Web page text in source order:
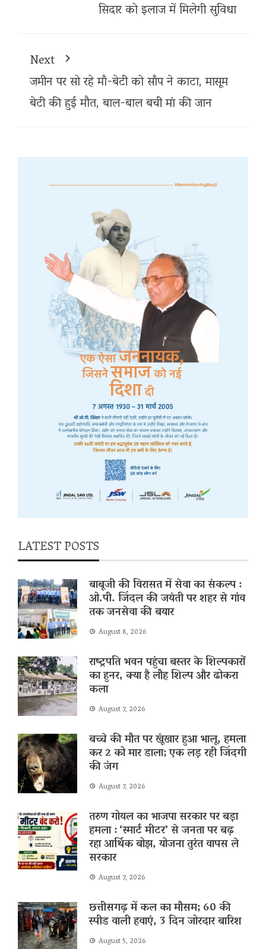
सिदार को इलाज में मिलेगी सुविधा
Next
जमीन पर सो रहे माँ-बेटी को साँप ने काटा, मासूम
बेटी की हुई मौत, बाल-बाल बची मां की जान
LATEST POSTS
बाबूजी की विरासत में सेवा का संकल्प :
ओ.पी. जिंदल की जयंती पर शहर से गांव
तक जनसेवा की बयार
August 8, 2026
राष्ट्रपति भवन पहुंचा बस्तर के शिल्पकारों
का हुनर, क्या है लौह शिल्प और ढोकरा
कला
August 7, 2026
बच्चे की मौत पर खूंखार हुआ भालू, हमला
कर 2 को मार डाला; एक लड़ रही जिंदगी
की जंग
August 7, 2026
तरुण गोयल का भाजपा सरकार पर बड़ा
हमला : ‘स्मार्ट मीटर’ से जनता पर बढ़
रहा आर्थिक बोझ, योजना तुरंत वापस ले
सरकार
August 7, 2026
छत्तीसगढ़ में कल का मौसम; 60 की
स्पीड वाली हवाएं, 3 दिन जोरदार बारिश
August 5, 2026